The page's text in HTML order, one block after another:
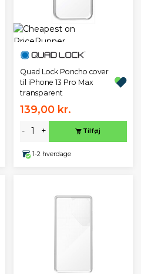
Quad Lock Poncho cover
til iPhone 13 Pro Max
transparent
139,00 kr.
- + Tilføj
1-2 hverdage